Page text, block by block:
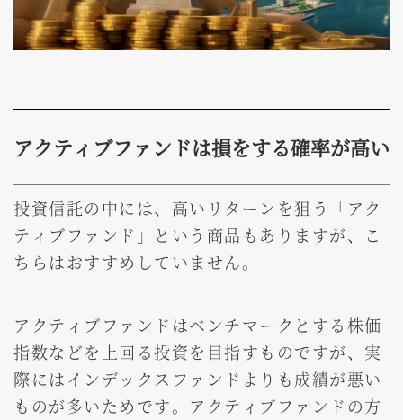
アクティブファンドは損をする確率が高い
投資信託の中には、高いリターンを狙う「アク
ティブファンド」という商品もありますが、こ
ちらはおすすめしていません。
アクティブファンドはベンチマークとする株価
指数などを上回る投資を目指すものですが、実
際にはインデックスファンドよりも成績が悪い
ものが多いためです。アクティブファンドの方